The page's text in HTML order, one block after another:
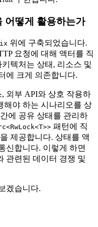
어떻게 활용하는가
위에 구축되었습니다.
요청에 대해 액터를 직
텍처는 상태, 리소스 및
에 크게 의존합니다.
외부 API와 상호 작용하
해야 하는 시나리오를 상
에 공유 상태를 관리하
패턴에 직
제공합니다. 상태를 액
신합니다. 이렇게 하면
관련된 데이터 경쟁 및
겠습니다.